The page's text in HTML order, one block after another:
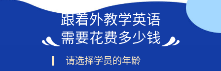
跟着外教学英语
需要花费多少钱
请选择学员的年龄